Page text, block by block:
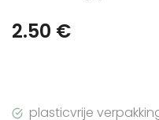
2.50 €
plasticvrije